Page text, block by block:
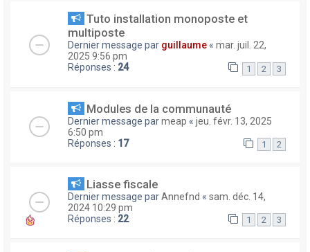
Tuto installation monoposte et
multiposte
Dernier message par guillaume « mar. juil. 22,
2025 9:56 pm
Réponses : 24 1 2 3
Modules de la communauté
Dernier message parmeap « jeu. févr. 13, 2025
6:50 pm
Réponses : 17 1 2
Liasse fiscale
Dernier message parAnnefnd « sam. déc. 14,
2024 10:29 pm
Réponses : 22 1 2 3